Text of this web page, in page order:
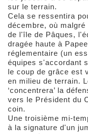
sur le terrain.
Cela se ressentira
décembre, où
de l'île de Pâques,
dragée haute à
réglementaire (un
équipes s'accordant
le coup de grâce est
en milieu de terrain.
‘concentrera’ la
vers le Président du
coin.
Une troisième mi-
à la signature d'un